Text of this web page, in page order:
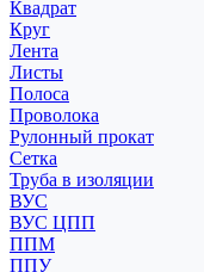
Квадрат
Круг
Лента
Листы
Полоса
Проволока
Рулонный прокат
Сетка
Труба в изоляции
ВУС
ВУС ЦПП
ППМ
ППУ